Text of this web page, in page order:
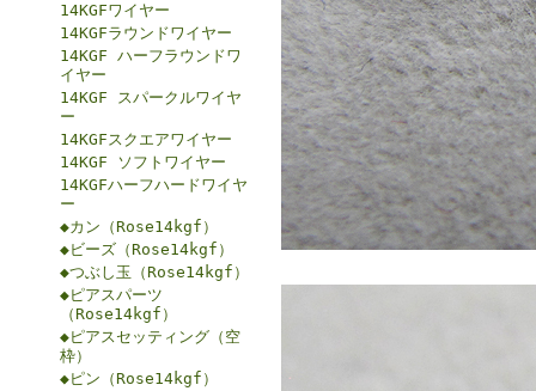
14KGFワイヤー
14KGFラウンドワイヤー
14KGF ハーフラウンドワ
イヤー
14KGF スパークルワイヤ
ー
14KGFスクエアワイヤー
14KGF ソフトワイヤー
14KGFハーフハードワイヤ
ー
◆カン（Rose14kgf）
◆ビーズ（Rose14kgf）
◆つぶし玉（Rose14kgf）
◆ピアスパーツ
（Rose14kgf）
◆ピアスセッティング（空
枠）
◆ピン（Rose14kgf）